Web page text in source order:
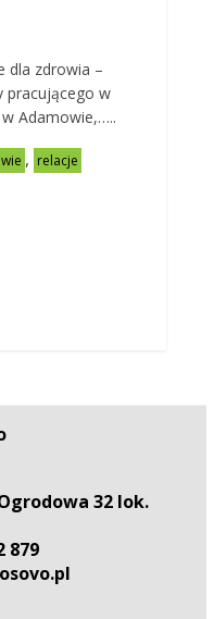
dla zdrowia –
pracującego w
Adamowie,…..
, relacje
32 lok.
879